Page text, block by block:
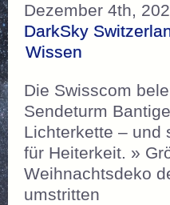
Dezember 4th,
DarkSky
Wissen
Die Swisscom
Sendeturm
Lichterkette – und
für Heiterkeit. »
Weihnachtsdeko
umstritten